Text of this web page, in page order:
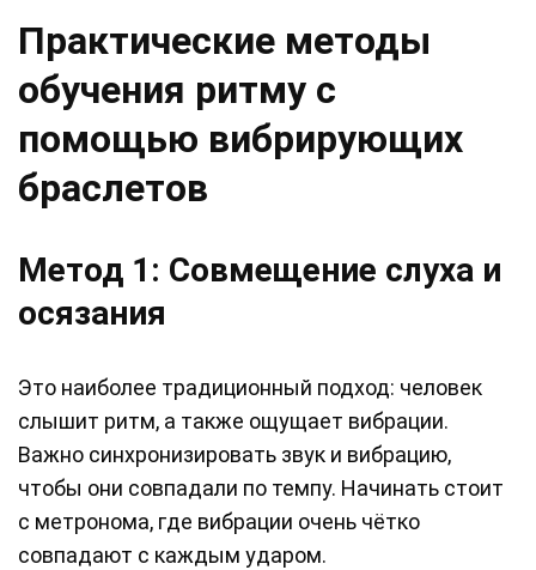
Практические методы
обучения ритму с
помощью вибрирующих
браслетов
Метод 1: Совмещение слуха и
осязания
Это наиболее традиционный подход: человек
слышит ритм, а также ощущает вибрации.
Важно синхронизировать звук и вибрацию,
чтобы они совпадали по темпу. Начинать стоит
с метронома, где вибрации очень чётко
совпадают с каждым ударом.